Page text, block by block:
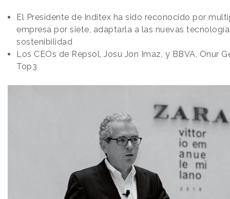
El Presidente de Inditex ha sido reconocido por
empresa por siete, adaptarla a las nuevas
sostenibilidad
Los CEOs de Repsol, Josu Jon Imaz, y BBVA, Onur
Top3